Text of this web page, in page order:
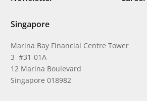
Singapore
Marina Bay Financial Centre Tower
3 #31-01A
12 Marina Boulevard
Singapore 018982